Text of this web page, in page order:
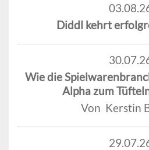
Diddl kehrt
Wie die
Alpha zum
Von Kerstin